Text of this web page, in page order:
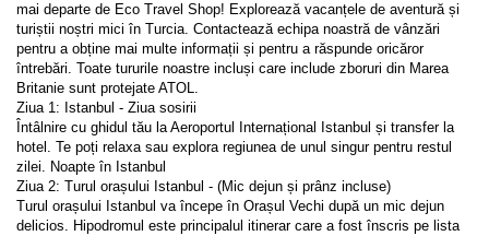
mai departe de Eco Travel Shop! Explorează vacanțele de aventură și
turiștii noștri mici în Turcia. Contactează echipa noastră de vânzări
pentru a obține mai multe informații și pentru a răspunde oricăror
întrebări. Toate tururile noastre incluși care include zboruri din Marea
Britanie sunt protejate ATOL.
Ziua 1: Istanbul - Ziua sosirii
Întâlnire cu ghidul tău la Aeroportul Internațional Istanbul și transfer la
hotel. Te poți relaxa sau explora regiunea de unul singur pentru restul
zilei. Noapte în Istanbul
Ziua 2: Turul orașului Istanbul - (Mic dejun și prânz incluse)
Turul orașului Istanbul va începe în Orașul Vechi după un mic dejun
delicios. Hipodromul este principalul itinerar care a fost înscris pe lista